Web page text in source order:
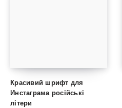
Красивий шрифт для
Инстаграма російські
літери